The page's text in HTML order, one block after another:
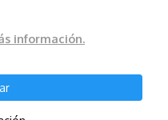
con un salario de
13.000 pesos cada
información.